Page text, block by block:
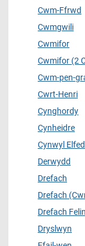
Cwm-Ffrwd
Cwmgwili
Cwmifor
Cwmifor (2
Cwm-pen-
Cwrt-Henri
Cynghordy
Cynheidre
Cynwyl Elfed
Derwydd
Drefach
Drefach
Drefach
Dryslwyn